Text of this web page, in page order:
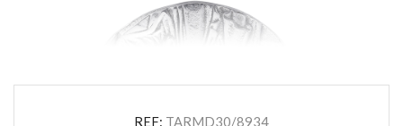
REF: TARMD30/8934